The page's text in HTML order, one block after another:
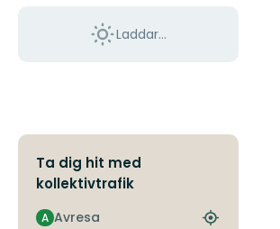
Laddar...
Ta dig hit med
kollektivtrafik
Avresa
A
Hitta